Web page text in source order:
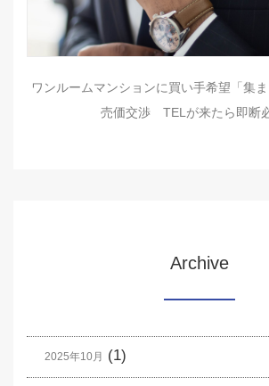
ワンルームマンションに買い手希望「集
売価交渉 TELが来たら即断
Archive
2025年10月 (1)